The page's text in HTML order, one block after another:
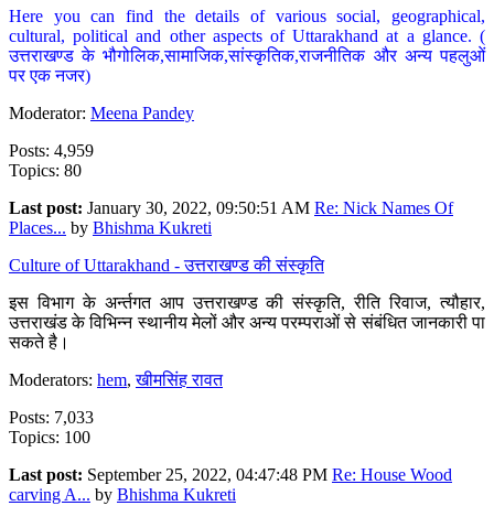
Here you can find the details of various social, geographical,
cultural, political and other aspects of Uttarakhand at a glance. (
उत्तराखण्ड के भौगोलिक,सामाजिक,सांस्कृतिक,राजनीतिक और अन्य पहलुओं
पर एक नजर)
Moderator: Meena Pandey
Posts: 4,959
Topics: 80
Last post: January 30, 2022, 09:50:51 AM Re: Nick Names Of
Places... by Bhishma Kukreti
Culture of Uttarakhand - उत्तराखण्ड की संस्कृति
इस विभाग के अर्न्तगत आप उत्तराखण्ड की संस्कृति, रीति रिवाज, त्यौहार,
उत्तराखंड के विभिन्न स्थानीय मेलों और अन्य परम्पराओं से संबंधित जानकारी पा
सकते है।
Moderators: hem,खीमसिंह रावत
Posts: 7,033
Topics: 100
Last post: September 25, 2022, 04:47:48 PM Re: House Wood
carving A... by Bhishma Kukreti